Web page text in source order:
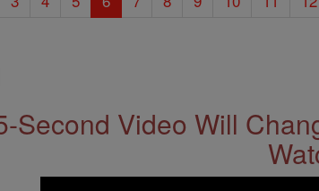
Second Video Will